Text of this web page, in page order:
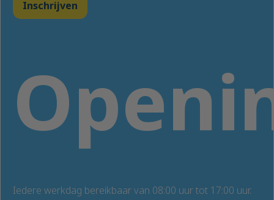
Iedere werkdag bereikbaar van 08:00 uur tot 17:00 uur.
Inschrijven